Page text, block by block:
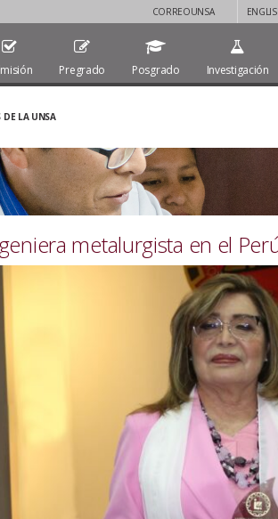
CORREOUNSA
Pregrado Posgrado Investigación
DE LA UNSA
metalurgista en el